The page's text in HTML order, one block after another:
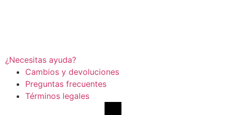
¿Necesitas ayuda?
Cambios y devoluciones
Preguntas frecuentes
Términos legales